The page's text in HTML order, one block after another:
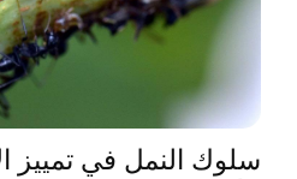
سلوك النمل في تمييز